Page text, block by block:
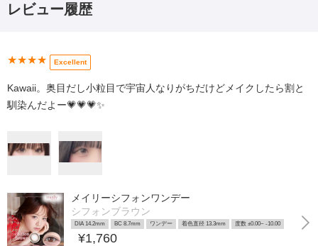
レビュー履歴
★★★★ Excellent
Kawaii。奥目だし小粒目で宇宙人なりがちだけどメイクしたら割と
馴染んだよー💗💗💗✨
メイリーシフォンワンデー
シフォンブラウン
DIA 14.2mm BC 8.7mm ワンデー 着色直径 13.3mm 度数 ±0.00~ -10.00
¥1,760